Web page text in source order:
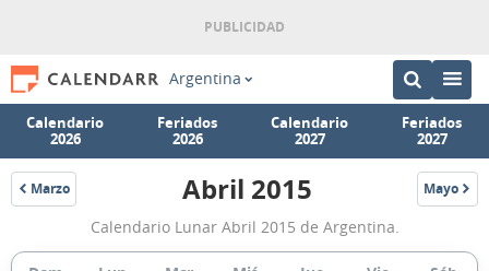
Argentina
Calendario
2026
Feriados
2026
Calendario
2027
Feriados
2027
Marzo
2015
Calendario
Lunar
Abril 2015 Mayo
2015
Calendario Lunar Abril 2015 de Argentina.